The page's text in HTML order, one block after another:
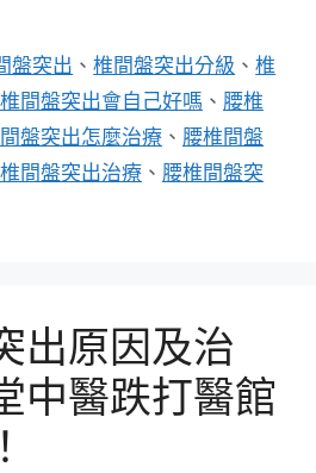
盤突出 、椎間盤突出分級 、椎
椎間盤突出會自己好嗎 、 腰椎
盤突出怎麼治療 、 腰椎間盤
間盤突出治療 、 腰椎間盤突
出原因及治
中醫跌打醫館